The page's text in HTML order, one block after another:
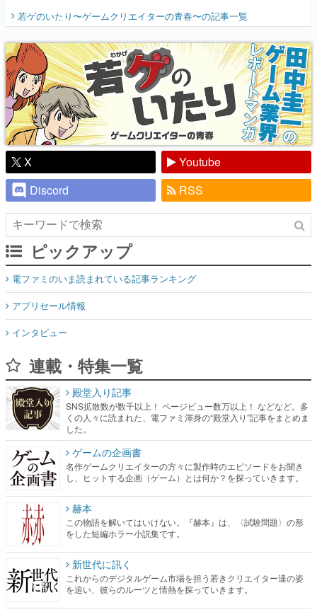
開く。業界の快男児・松山 洋に流れる血は
『少年ジャンプ』色だった【若ゲのいた
り】
若ゲのいたり〜ゲームクリエイターの青春〜の記事一覧
X
Youtube
Discord
RSS
ピックアップ
電ファミのいま読まれている記事ランキング
アプリセール情報
インタビュー
連載・特集一覧
殿堂入り記事
SNS拡散数が数千以上！ ページビュー数万以上！ などなど。多
くの人々に読まれた、電ファミ渾身の“殿堂入り”記事をまとめま
した。
ゲームの企画書
名作ゲームクリエイターの方々に製作時のエピソードをお聞き
し、ヒットする企画（ゲーム）とは何か？を探っていきます。
赫本
この物語を解いてはいけない。『赫本』は、〈試験問題〉の形
をした短編ホラー小説集です。
新世代に訊く
これからのデジタルゲーム市場を担う若きクリエイター達の姿
を追い、彼らのルーツと情熱を探っていきます。